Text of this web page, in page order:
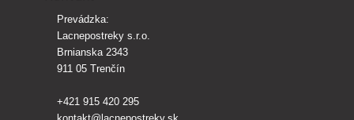
Prevádzka:
Lacnepostreky s.r.o.
Brnianska 2343
911 05 Trenčín
+421 915 420 295